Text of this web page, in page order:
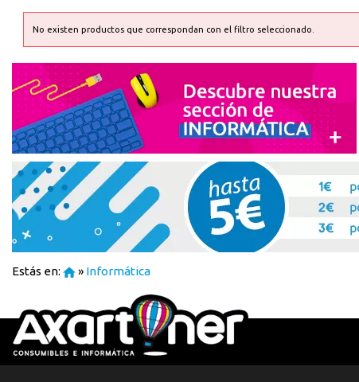
registro distribuidor
No existen productos que correspondan con el filtro seleccionado.
Estás en: » Informática